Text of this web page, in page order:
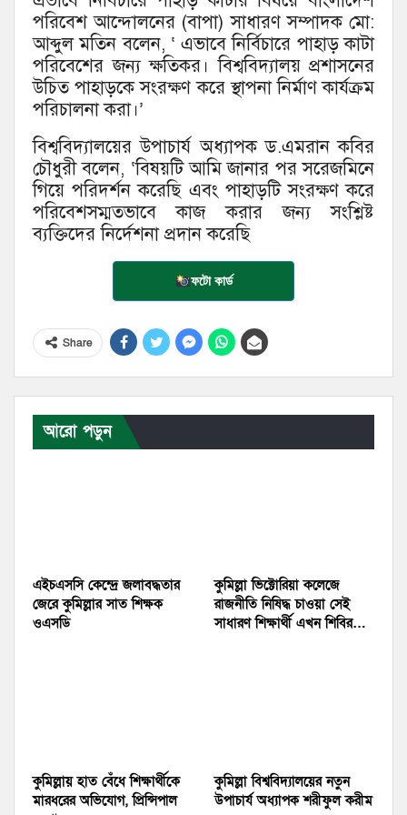
পরিবেশ আন্দোলনের (বাপা) সাধারণ সম্পাদক মো:
আব্দুল মতিন বলেন, ‘ এভাবে নির্বিচারে পাহাড় কাটা
পরিবেশের জন্য ক্ষতিকর। বিশ্ববিদ্যালয় প্রশাসনের
উচিত পাহাড়কে সংরক্ষণ করে স্থাপনা নির্মাণ কার্যক্রম
পরিচালনা করা।’
বিশ্ববিদ্যালয়ের উপাচার্য অধ্যাপক ড.এমরান কবির
চৌধুরী বলেন, ‘বিষয়টি আমি জানার পর সরেজমিনে
গিয়ে পরিদর্শন করেছি এবং পাহাড়টি সংরক্ষণ করে
পরিবেশসম্মতভাবে কাজ করার জন্য সংশ্লিষ্ট
ব্যক্তিদের নির্দেশনা প্রদান করেছি
ফটো কার্ড
Share
আরো পড়ুন
এইচএসসি কেন্দ্রে জলাবদ্ধতার
জেরে কুমিল্লার সাত শিক্ষক
ওএসডি
কুমিল্লা ভিক্টোরিয়া কলেজে
রাজনীতি নিষিদ্ধ চাওয়া সেই
সাধারণ শিক্ষার্থী এখন শিবির…
কুমিল্লায় হাত বেঁধে শিক্ষার্থীকে
মারধরের অভিযোগ, প্রিন্সিপাল
কুমিল্লা বিশ্ববিদ্যালয়ের নতুন
উপাচার্য অধ্যাপক শরীফুল করীম